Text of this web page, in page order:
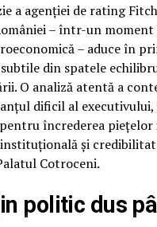
a agenției de rating
– într-un
– aduce în
subtile din spatele
O analiză atentă a
dificil al
încrederea
și
Cotroceni.
politic dus